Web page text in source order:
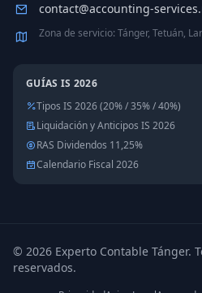
contact@accounting-
Zona de servicio: Tánger, Tetuán,
GUÍAS IS 2026
Tipos IS 2026 (20% / 35% / 40%)
Liquidación y Anticipos IS 2026
RAS Dividendos 11,25%
Calendario Fiscal 2026
© 2026 Experto Contable Tánger.
reservados.